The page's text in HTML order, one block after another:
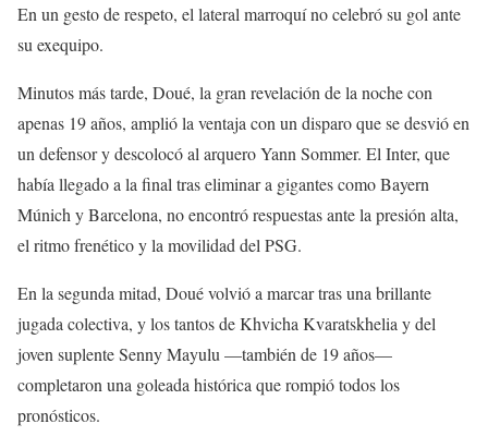
En un gesto de respeto, el lateral marroquí no celebró su gol ante
su exequipo.
Minutos más tarde, Doué, la gran revelación de la noche con
apenas 19 años, amplió la ventaja con un disparo que se desvió en
un defensor y descolocó al arquero Yann Sommer. El Inter, que
había llegado a la final tras eliminar a gigantes como Bayern
Múnich y Barcelona, no encontró respuestas ante la presión alta,
el ritmo frenético y la movilidad del PSG.
En la segunda mitad, Doué volvió a marcar tras una brillante
jugada colectiva, y los tantos de Khvicha Kvaratskhelia y del
joven suplente Senny Mayulu —también de 19 años—
completaron una goleada histórica que rompió todos los
pronósticos.